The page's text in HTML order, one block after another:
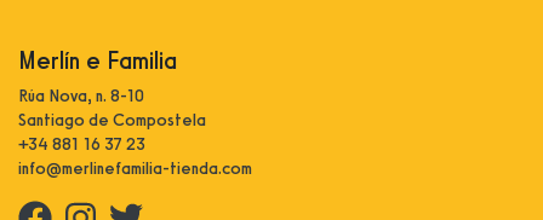
Merlín e Familia
Rúa Nova, n. 8-10
Santiago de Compostela
+34 881 16 37 23
info@merlinefamilia-tienda.com